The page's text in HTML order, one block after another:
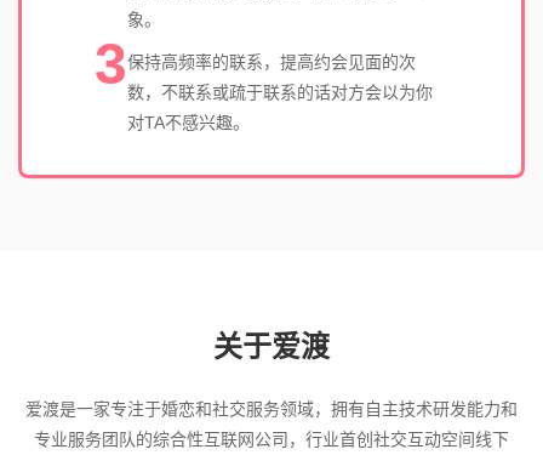
象。
3保持高频率的联系，提高约会见面的次
数，不联系或疏于联系的话对方会以为你
对TA不感兴趣。
关于爱渡
爱渡是一家专注于婚恋和社交服务领域，拥有自主技术研发能力和
专业服务团队的综合性互联网公司，行业首创社交互动空间线下